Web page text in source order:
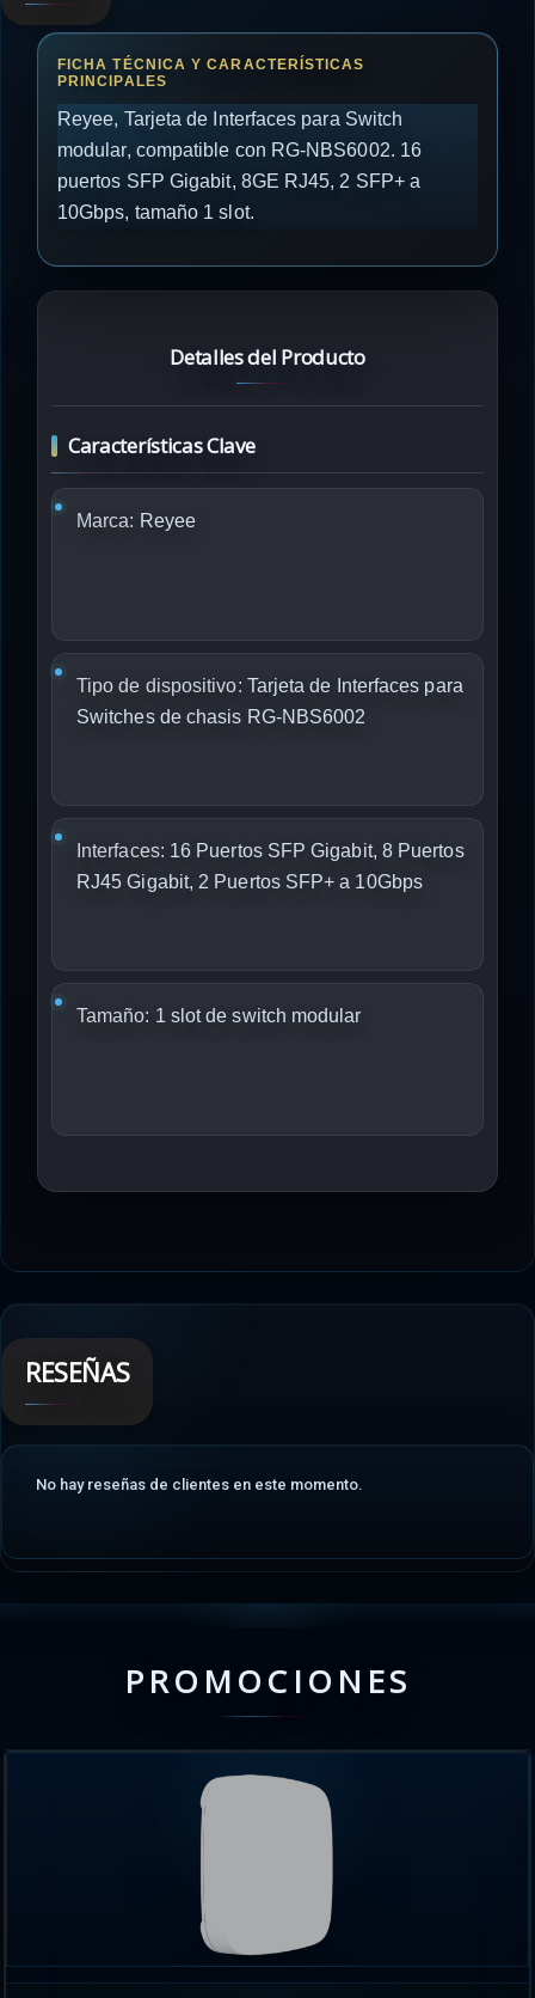
Reyee, Tarjeta de Interfaces para Switch
modular, compatible con RG-NBS6002. 16
puertos SFP Gigabit, 8GE RJ45, 2 SFP+ a
10Gbps, tamaño 1 slot.
Detalles del Producto
Características Clave
Marca: Reyee
Tipo de dispositivo: Tarjeta de Interfaces para
Switches de chasis RG-NBS6002
Interfaces: 16 Puertos SFP Gigabit, 8 Puertos
RJ45 Gigabit, 2 Puertos SFP+ a 10Gbps
Tamaño: 1 slot de switch modular
RESEÑAS
No hay reseñas de clientes en este momento.
PROMOCIONES